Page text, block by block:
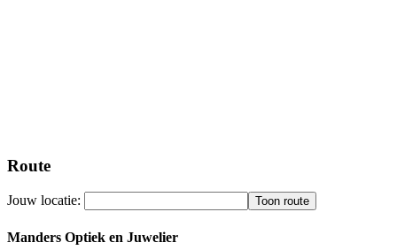
Route
Jouw locatie:
Manders Optiek en Juwelier